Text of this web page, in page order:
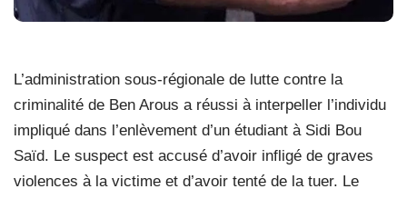
L’administration sous-régionale de lutte contre la
criminalité de Ben Arous a réussi à interpeller l’individu
impliqué dans l’enlèvement d’un étudiant à Sidi Bou
Saïd. Le suspect est accusé d’avoir infligé de graves
violences à la victime et d’avoir tenté de la tuer. Le